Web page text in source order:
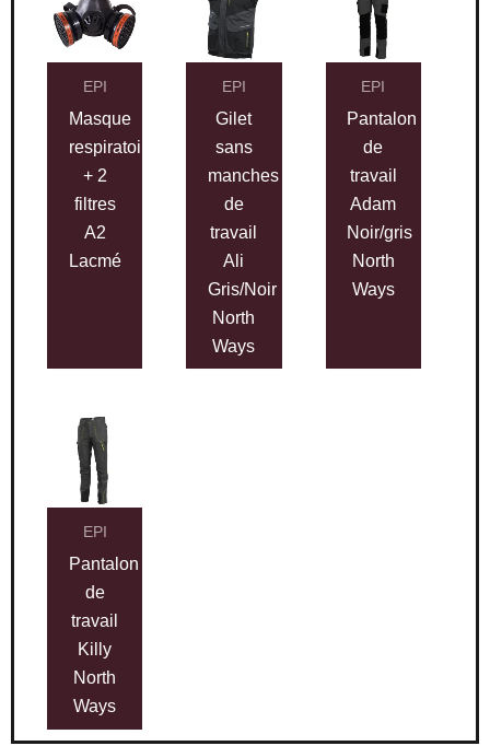
EPI
Masque
respiratoire
+ 2
filtres
A2
Lacmé
EPI
Gilet
sans
manches
de
travail
Ali
Gris/Noir
North
Ways
EPI
Pantalon
de
travail
Adam
Noir/gris
North
Ways
EPI
Pantalon
de
travail
Killy
North
Ways